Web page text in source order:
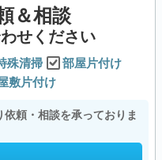
＆相談
せください
殊清掃
部屋片付け
敷片付け
頼・相談を承っておりま